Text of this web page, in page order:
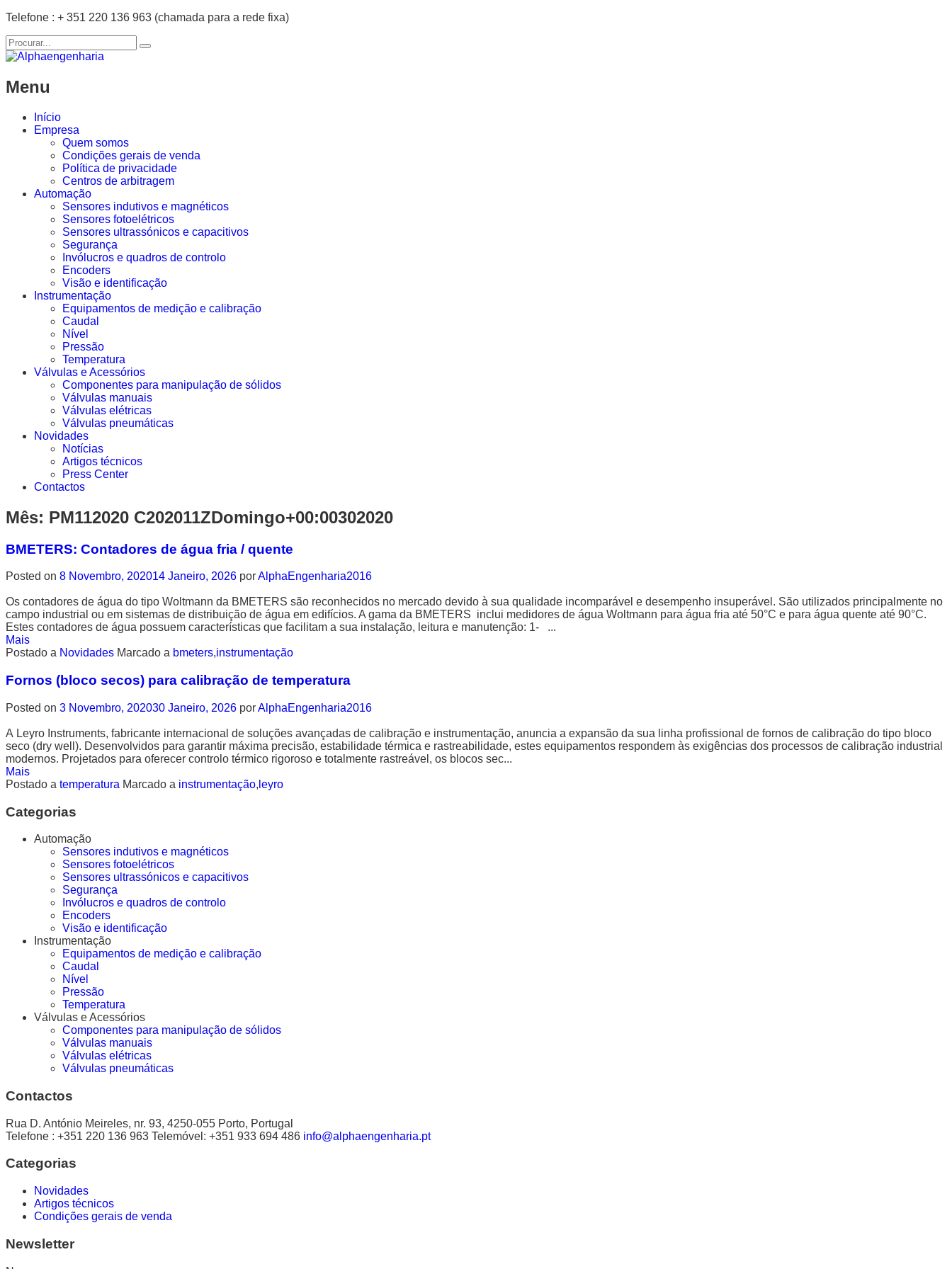
Telefone : + 351 220 136 963 (chamada para a rede fixa)
Menu
Início
Empresa
Quem somos
Condições gerais de venda
Política de privacidade
Centros de arbitragem
Automação
Sensores indutivos e magnéticos
Sensores fotoelétricos
Sensores ultrassónicos e capacitivos
Segurança
Invólucros e quadros de controlo
Encoders
Visão e identificação
Instrumentação
Equipamentos de medição e calibração
Caudal
Nível
Pressão
Temperatura
Válvulas e Acessórios
Componentes para manipulação de sólidos
Válvulas manuais
Válvulas elétricas
Válvulas pneumáticas
Novidades
Notícias
Artigos técnicos
Press Center
Contactos
Mês: PM112020 C202011ZDomingo+00:00302020
BMETERS: Contadores de água fria / quente
Posted on 8 Novembro, 202014 Janeiro, 2026 porAlphaEngenharia2016
Os contadores de água do tipo Woltmann da BMETERS são reconhecidos no mercado devido à sua qualidade incomparável e desempenho insuperável. São utilizados principalmente no
campo industrial ou em sistemas de distribuição de água em edifícios. A gama da BMETERS inclui medidores de água Woltmann para água fria até 50°C e para água quente até 90°C.
Estes contadores de água possuem características que facilitam a sua instalação, leitura e manutenção: 1- ...
Mais
Postado a Novidades Marcado a bmeters,instrumentação
Fornos (bloco secos) para calibração de temperatura
Posted on 3 Novembro, 202030 Janeiro, 2026 porAlphaEngenharia2016
A Leyro Instruments, fabricante internacional de soluções avançadas de calibração e instrumentação, anuncia a expansão da sua linha profissional de fornos de calibração do tipo bloco
seco (dry well). Desenvolvidos para garantir máxima precisão, estabilidade térmica e rastreabilidade, estes equipamentos respondem às exigências dos processos de calibração industrial
modernos. Projetados para oferecer controlo térmico rigoroso e totalmente rastreável, os blocos sec...
Mais
Postado a temperatura Marcado a instrumentação, leyro
Categorias
Automação
Sensores indutivos e magnéticos
Sensores fotoelétricos
Sensores ultrassónicos e capacitivos
Segurança
Invólucros e quadros de controlo
Encoders
Visão e identificação
Instrumentação
Equipamentos de medição e calibração
Caudal
Nível
Pressão
Temperatura
Válvulas e Acessórios
Componentes para manipulação de sólidos
Válvulas manuais
Válvulas elétricas
Válvulas pneumáticas
Contactos
Rua D. António Meireles, nr. 93, 4250-055 Porto, Portugal
Telefone : +351 220 136 963 Telemóvel: +351 933 694 486 info@alphaengenharia.pt
Categorias
Novidades
Artigos técnicos
Condições gerais de venda
Newsletter